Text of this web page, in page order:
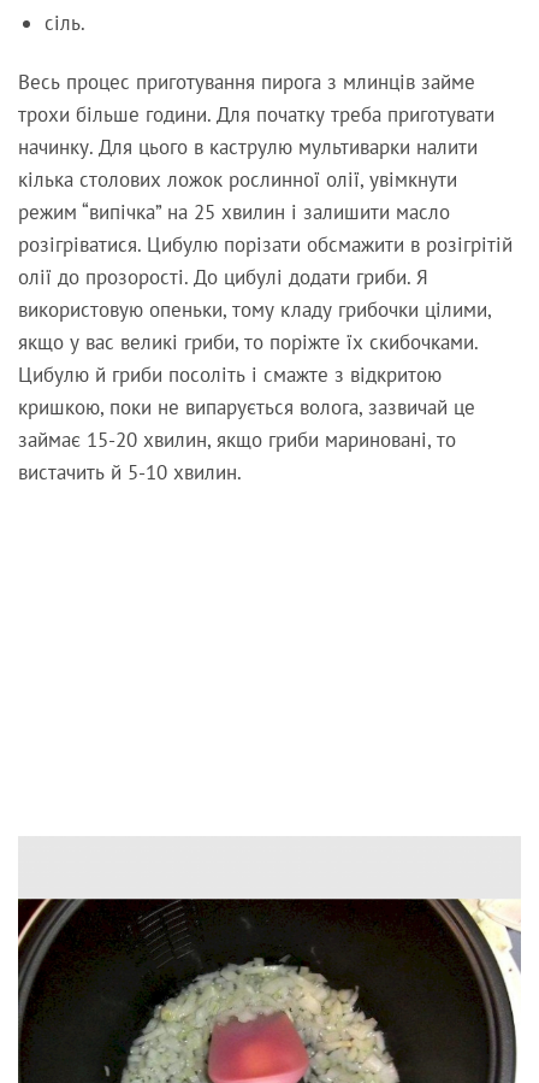
сіль.
Весь процес приготування пирога з млинців займе
трохи більше години. Для початку треба приготувати
начинку. Для цього в каструлю мультиварки налити
кілька столових ложок рослинної олії, увімкнути
режим “випічка” на 25 хвилин і залишити масло
розігріватися. Цибулю порізати обсмажити в розігрітій
олії до прозорості. До цибулі додати гриби. Я
використовую опеньки, тому кладу грибочки цілими,
якщо у вас великі гриби, то поріжте їх скибочками.
Цибулю й гриби посоліть і смажте з відкритою
кришкою, поки не випарується волога, зазвичай це
займає 15-20 хвилин, якщо гриби мариновані, то
вистачить й 5-10 хвилин.